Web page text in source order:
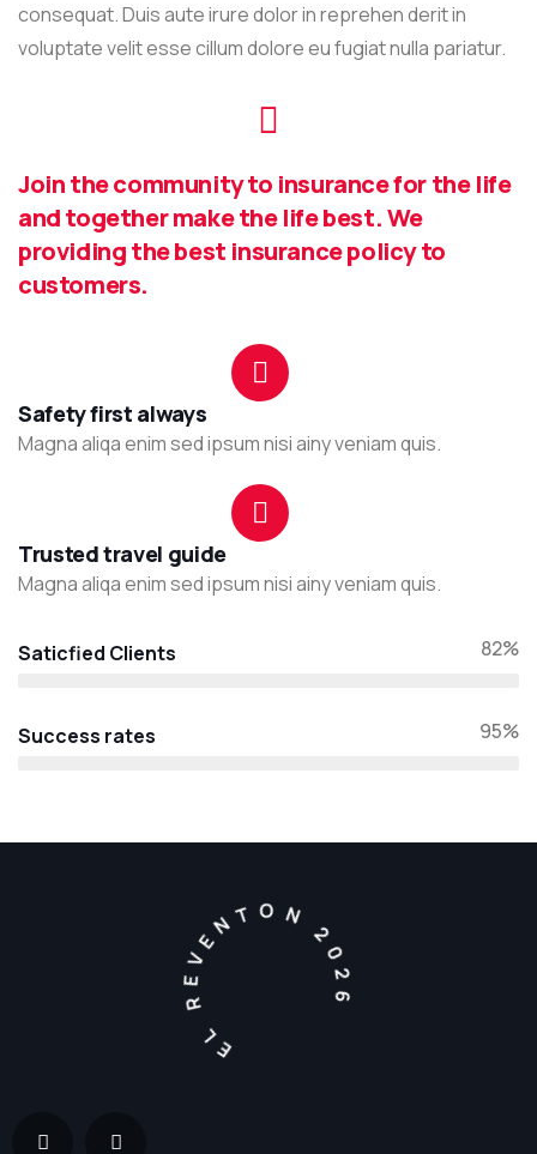
consequat. Duis aute irure dolor in reprehen derit in
voluptate velit esse cillum dolore eu fugiat nulla pariatur.
Join the community to insurance for the life
and together make the life best. We
providing the best insurance policy to
customers.
Safety first always
Magna aliqa enim sed ipsum nisi ainy veniam quis.
Trusted travel guide
Magna aliqa enim sed ipsum nisi ainy veniam quis.
Saticfied Clients 82%
Success rates 95%
EL REVENTON 2026